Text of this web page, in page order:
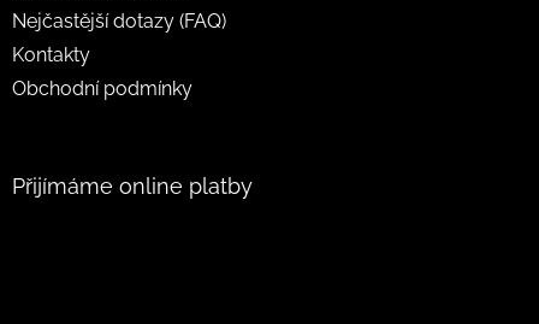
Nejčastější dotazy (FAQ)
Kontakty
Obchodní podmínky
Přijímáme online platby